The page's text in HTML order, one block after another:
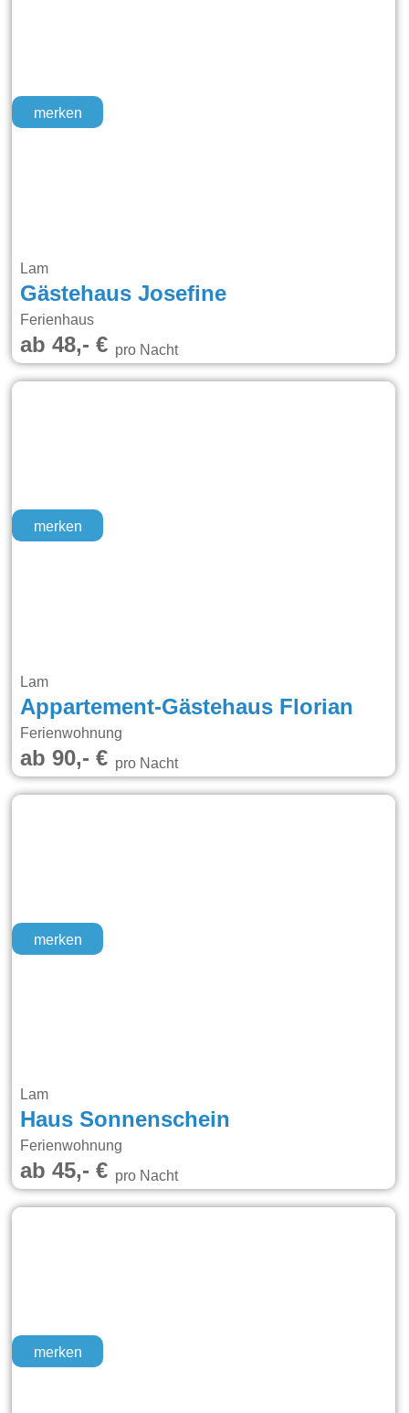
merken
Lam
Gästehaus Josefine
Ferienhaus
ab 48,- €pro Nacht
merken
Lam
Appartement-Gästehaus Florian
Ferienwohnung
ab 90,- €pro Nacht
merken
Lam
Haus Sonnenschein
Ferienwohnung
ab 45,- €pro Nacht
merken